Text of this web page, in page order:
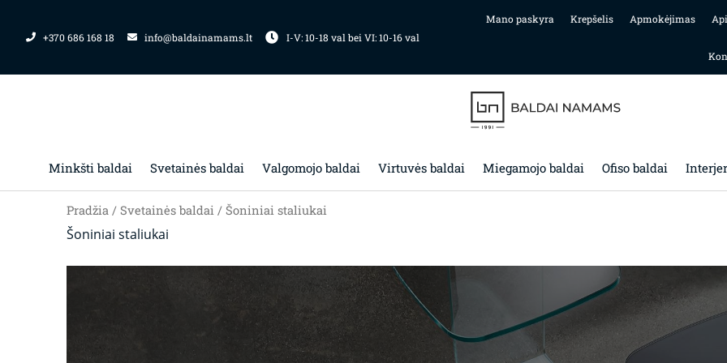
+370 686 168 18 info@baldainamams.lt I-V: 10-18 val bei VI: 10-16 val
Mano paskyra Krepšelis Apmokėjimas
Minkšti baldai Svetainės baldai Valgomojo baldai Virtuvės baldai Miegamojo baldai Ofiso baldai
Pradžia / Svetainės baldai / Šoniniai staliukai
Šoniniai staliukai